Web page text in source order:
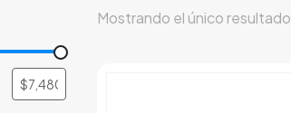
Mostrando el único resultado